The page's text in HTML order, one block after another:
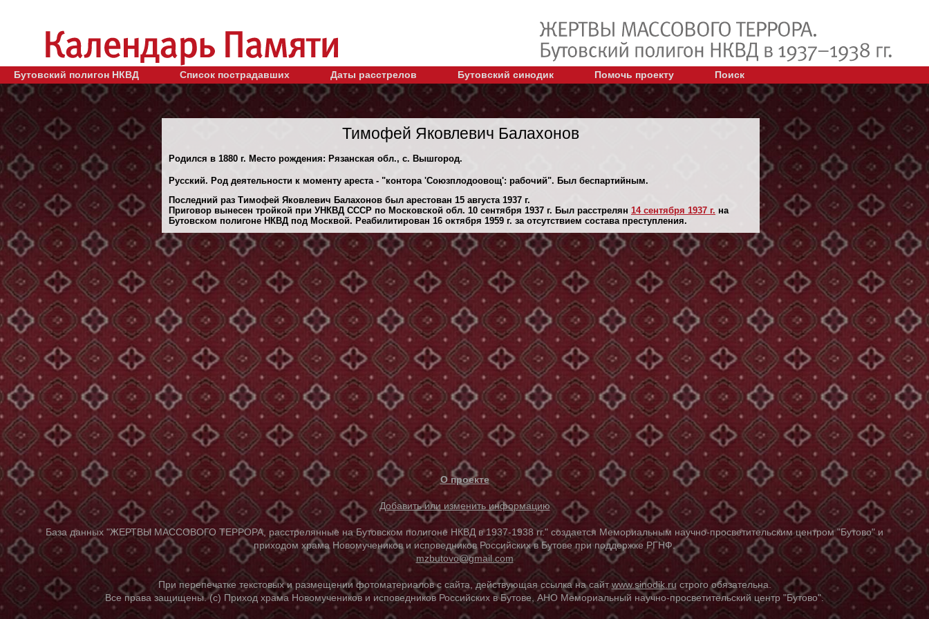
Бутовский полигон НКВД Список пострадавших Даты расстрелов Бутовский синодик Помочь проекту Поиск
Тимофей Яковлевич Балахонов
Родился в 1880 г. Место рождения: Рязанская обл., с. Вышгород.
Русский. Род деятельности к моменту ареста - "контора 'Союзплодоовощ': рабочий". Был беспартийным.
Последний раз Тимофей Яковлевич Балахонов был арестован 15 августа 1937 г.
Приговор вынесен тройкой при УНКВД СССР по Московской обл. 10 сентября 1937 г. Был расстрелян 14 сентября 1937 г. на
Бутовском полигоне НКВД под Москвой. Реабилитирован 16 октября 1959 г. за отсутствием состава преступления.
О проекте
Добавить или изменить информацию
База данных "ЖЕРТВЫ МАССОВОГО ТЕРРОРА, расстрелянные на Бутовском полигоне НКВД в 1937-1938 гг." создается Мемориальным научно-просветительским центром "Бутово" и
приходом храма Новомучеников и исповедников Российских в Бутове при поддержке РГНФ.
mzbutovo@gmail.com
При перепечатке текстовых и размещении фотоматериалов с сайта, действующая ссылка на сайтwww.sinodik.ru строго обязательна.
Все права защищены. (с) Приход храма Новомучеников и исповедников Российских в Бутове, АНО Мемориальный научно-просветительский центр "Бутово".